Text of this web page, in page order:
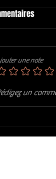
une note
un